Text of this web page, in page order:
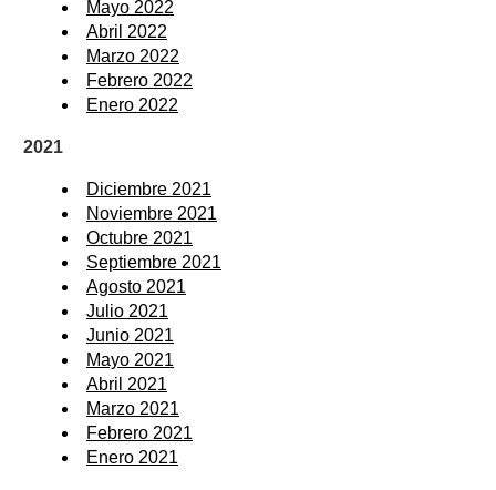
Mayo 2022
Abril 2022
Marzo 2022
Febrero 2022
Enero 2022
2021
Diciembre 2021
Noviembre 2021
Octubre 2021
Septiembre 2021
Agosto 2021
Julio 2021
Junio 2021
Mayo 2021
Abril 2021
Marzo 2021
Febrero 2021
Enero 2021